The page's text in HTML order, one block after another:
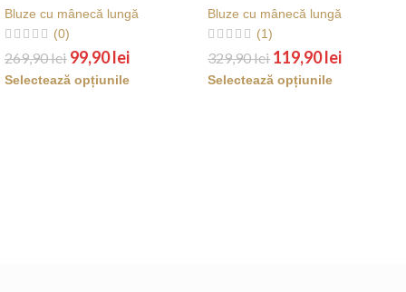
Bluze cu mânecă lungă
(0)
269,90lei 99,90lei
Selectează opțiunile
Bluze cu mânecă lungă
(1)
329,90lei 119,90lei
Selectează opțiunile